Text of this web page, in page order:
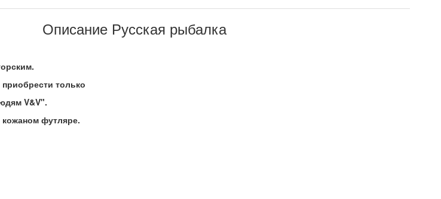
Описание Русская рыбалка
только
V&V".
футляре.